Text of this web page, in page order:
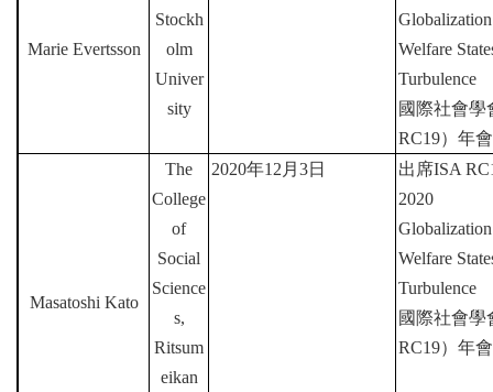
Marie Evertsson
Stockh
olm
Univer
sity
Welfare
Turbulence
國際社會學
RC19）年會
Masatoshi Kato
The
College
of
Social
Science
s,
Ritsum
eikan
2020年12 月 3日 出席ISA
2020
Welfare
Turbulence
國際社會學
RC19）年會